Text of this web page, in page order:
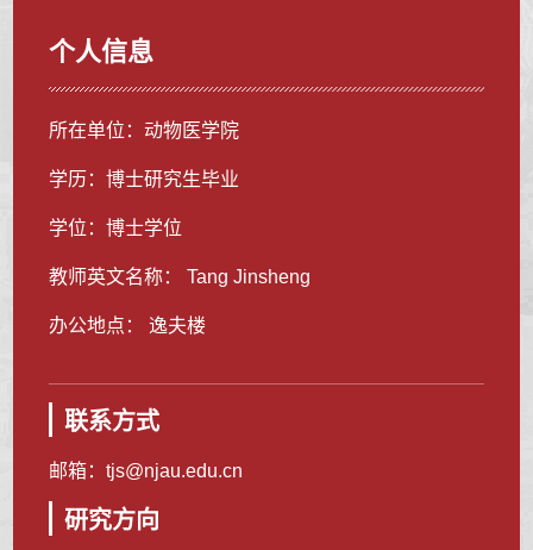
个人信息
所在单位：动物医学院
学历：博士研究生毕业
学位：博士学位
教师英文名称： Tang Jinsheng
办公地点： 逸夫楼
联系方式
邮箱：tjs@njau.edu.cn
研究方向